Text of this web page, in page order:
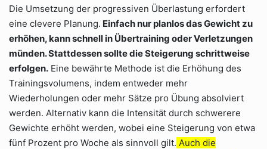
Die Umsetzung der progressiven Überlastung erfordert
eine clevere Planung. Einfach nur planlos das Gewicht zu
erhöhen, kann schnell in Übertraining oder Verletzungen
münden. Stattdessen sollte die Steigerung schrittweise
erfolgen. Eine bewährte Methode ist die Erhöhung des
Trainingsvolumens, indem entweder mehr
Wiederholungen oder mehr Sätze pro Übung absolviert
werden. Alternativ kann die Intensität durch schwerere
Gewichte erhöht werden, wobei eine Steigerung von etwa
fünf Prozent pro Woche als sinnvoll gilt. Auch die